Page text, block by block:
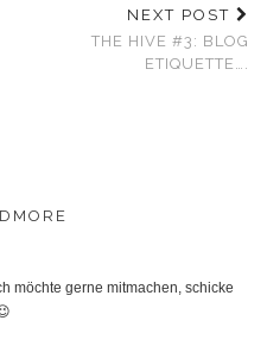
NEXT POST
THE HIVE #3: BLOG
ETIQUETTE….
möchte gerne mitmachen, schicke